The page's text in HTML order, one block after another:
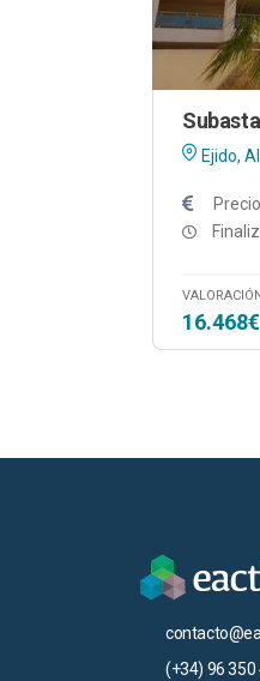
Ejido,
VALORACIÓN
16.468€
(+34) 96 350